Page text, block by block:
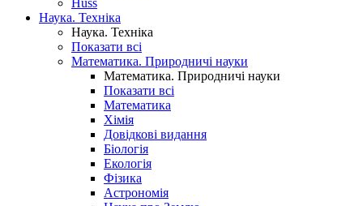
Huss
Наука. Техніка
Наука. Техніка
Показати всі
Математика. Природничі науки
Математика. Природничі науки
Показати всі
Математика
Хімія
Довідкові видання
Біологія
Екологія
Фізика
Астрономія